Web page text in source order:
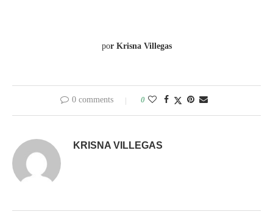
por Krisna Villegas
0 comments 0
KRISNA VILLEGAS